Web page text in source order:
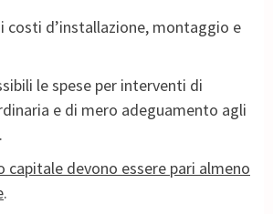
costi d’installazione, montaggio e
le spese per interventi di
e di mero adeguamento agli
capitale devono essere pari almeno
.